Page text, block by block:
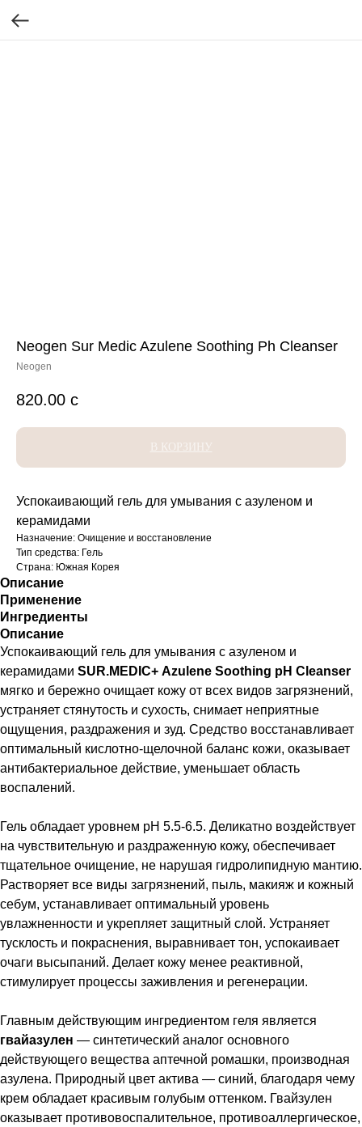
Neogen Sur Medic Azulene Soothing Ph Cleanser
Neogen
820.00 с
В КОРЗИНУ
Успокаивающий гель для умывания с азуленом и
керамидами
Назначение: Очищение и восстановление
Тип средства: Гель
Страна: Южная Корея
Описание
Применение
Ингредиенты
Описание
Успокаивающий гель для умывания с азуленом и
керамидами SUR.MEDIC+ Azulene Soothing pH Cleanser
мягко и бережно очищает кожу от всех видов загрязнений,
устраняет стянутость и сухость, снимает неприятные
ощущения, раздражения и зуд. Средство восстанавливает
оптимальный кислотно-щелочной баланс кожи, оказывает
антибактериальное действие, уменьшает область
воспалений.
Гель обладает уровнем pH 5.5-6.5. Деликатно воздействует
на чувствительную и раздраженную кожу, обеспечивает
тщательное очищение, не нарушая гидролипидную мантию.
Растворяет все виды загрязнений, пыль, макияж и кожный
себум, устанавливает оптимальный уровень
увлажненности и укрепляет защитный слой. Устраняет
тусклость и покраснения, выравнивает тон, успокаивает
очаги высыпаний. Делает кожу менее реактивной,
стимулирует процессы заживления и регенерации.
Главным действующим ингредиентом геля является
гвайазулен — синтетический аналог основного
действующего вещества аптечной ромашки, производная
азулена. Природный цвет актива — синий, благодаря чему
крем обладает красивым голубым оттенком. Гвайзулен
оказывает противовоспалительное, противоаллергическое,